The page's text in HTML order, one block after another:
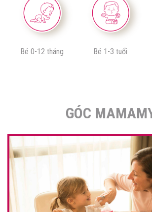
Bé 0-12 tháng Bé 1-3 tuổi
GÓC